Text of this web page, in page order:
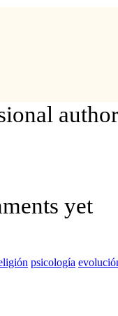
yet
psicología